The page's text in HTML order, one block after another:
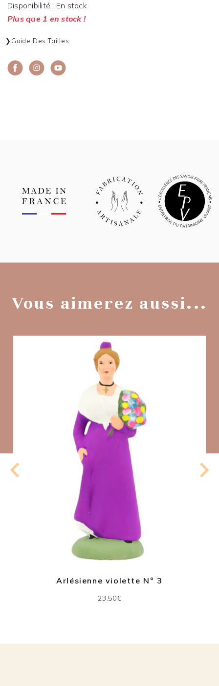
Disponibilité : En stock
Plus que 1 en stock !
Guide Des Tailles
Vous aimerez aussi...
Arlésienne violette N° 3
23.50€